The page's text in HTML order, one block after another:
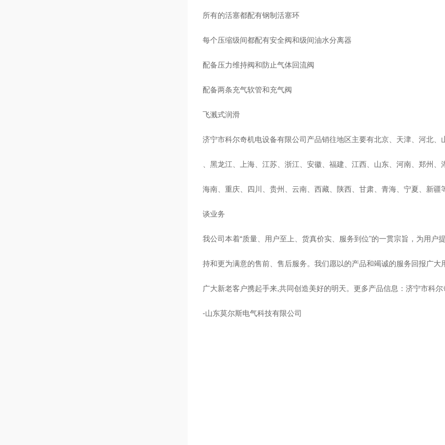
所有的活塞都配有钢制活塞环
每个压缩级间都配有安全阀和级间油水分离器
配备压力维持阀和防止气体回流阀
配备两条充气软管和充气阀
飞溅式润滑
济宁市科尔奇机电设备有限公司产品销往地区主要有北京、天津、河北、
、黑龙江、上海、江苏、浙江、安徽、福建、江西、山东、河南、郑州
海南、重庆、四川、贵州、云南、西藏、陕西、甘肃、青海、宁夏、新疆
谈业务
我公司本着“质量、用户至上、货真价实、服务到位"的一贯宗旨，为用户
持和更为满意的售前、售后服务。我们愿以的产品和竭诚的服务回报广大
广大新老客户携起手来,共同创造美好的明天。更多产品信息：济宁市科
-山东莫尔斯电气科技有限公司